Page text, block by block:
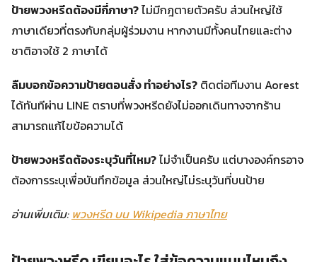
ป้ายพวงหรีดต้องมีกี่ภาษา?ไม่มีกฎตายตัวครับ ส่วนใหญ่ใช้
ภาษาเดียวที่ตรงกับกลุ่มผู้ร่วมงาน หากงานมีทั้งคนไทยและต่าง
ชาติอาจใช้ 2 ภาษาได้
ลืมบอกข้อความป้ายตอนสั่ง ทำอย่างไร? ติดต่อทีมงาน Aorest
ได้ทันทีผ่าน LINE ตราบที่พวงหรีดยังไม่ออกเดินทางจากร้าน
สามารถแก้ไขข้อความได้
ป้ายพวงหรีดต้องระบุวันที่ไหม?ไม่จำเป็นครับ แต่บางองค์กรอาจ
ต้องการระบุเพื่อบันทึกข้อมูล ส่วนใหญ่ไม่ระบุวันที่บนป้าย
อ่านเพิ่มเติม: พวงหรีด บน Wikipedia ภาษาไทย